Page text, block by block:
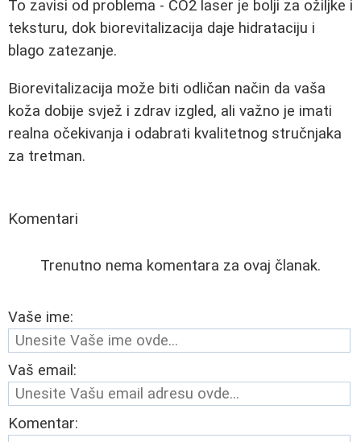
To zavisi od problema - CO2 laser je bolji za ožiljke i
teksturu, dok biorevitalizacija daje hidrataciju i
blago zatezanje.
Biorevitalizacija može biti odličan način da vaša
koža dobije svjež i zdrav izgled, ali važno je imati
realna očekivanja i odabrati kvalitetnog stručnjaka
za tretman.
Komentari
Trenutno nema komentara za ovaj članak.
Vaše ime:
Vaš email:
Komentar: